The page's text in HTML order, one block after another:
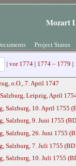
Mozart
Project Status
| vor 1774 | 1774 – 1779 |
o.O., 7. April 1747
Leipzig, April
Salzburg, 10. April 1755
Salzburg, 9. Juni 1755
Salzburg, 26. Juni 1755
Salzburg, 7. Juli 1755
Salzburg, 10. Juli 1755